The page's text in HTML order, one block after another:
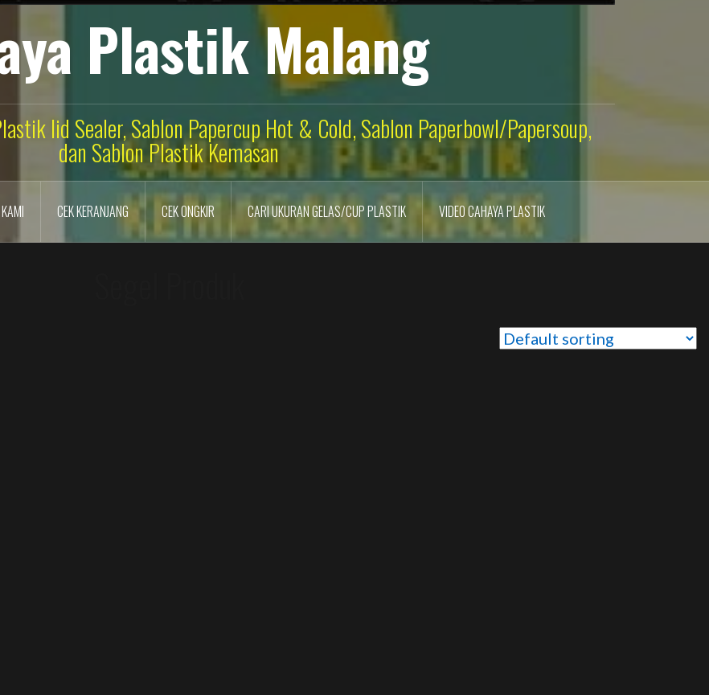
Plastik Malang
lid Sealer, Sablon Papercup Hot & Cold, Sablon Paperbowl/Papersoup,
dan Sablon Plastik Kemasan
CEK KERANJANG CEK ONGKIR CARI UKURAN GELAS/CUP PLASTIK VIDEO CAHAYA PLASTIK